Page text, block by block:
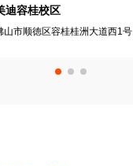
迪容桂校区
山市顺徳区容桂桂洲大道西1号